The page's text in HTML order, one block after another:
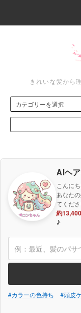
きれいな髪から
AIヘ
こんに
あなた
てくださ
約
♪
#カラーの色持ち #頭皮